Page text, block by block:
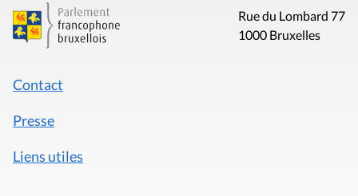
Rue du Lombard 77
1000 Bruxelles
Contact
Presse
Liens utiles